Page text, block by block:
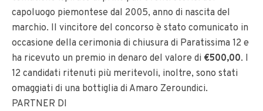
capoluogo piemontese dal 2005, anno di nascita del
marchio. Il vincitore del concorso è stato comunicato in
occasione della cerimonia di chiusura di Paratissima 12 e
ha ricevuto un premio in denaro del valore di €500,00. I
12 candidati ritenuti più meritevoli, inoltre, sono stati
omaggiati di una bottiglia di Amaro Zeroundici.
PARTNER DI